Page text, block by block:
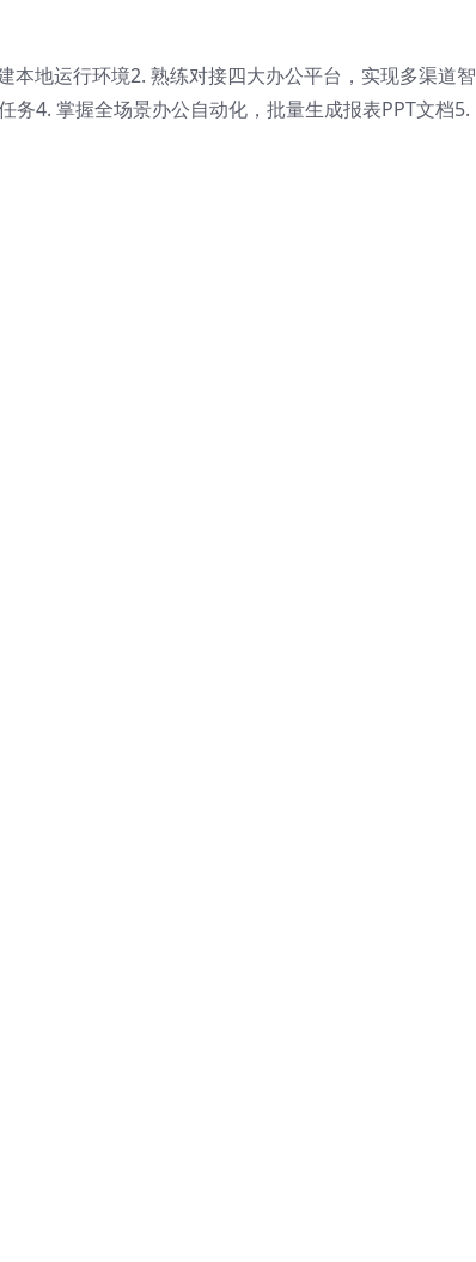
地运行环境2. 熟练对接四大办公平台，实现多渠道智
4. 掌握全场景办公自动化，批量生成报表PPT文档5.